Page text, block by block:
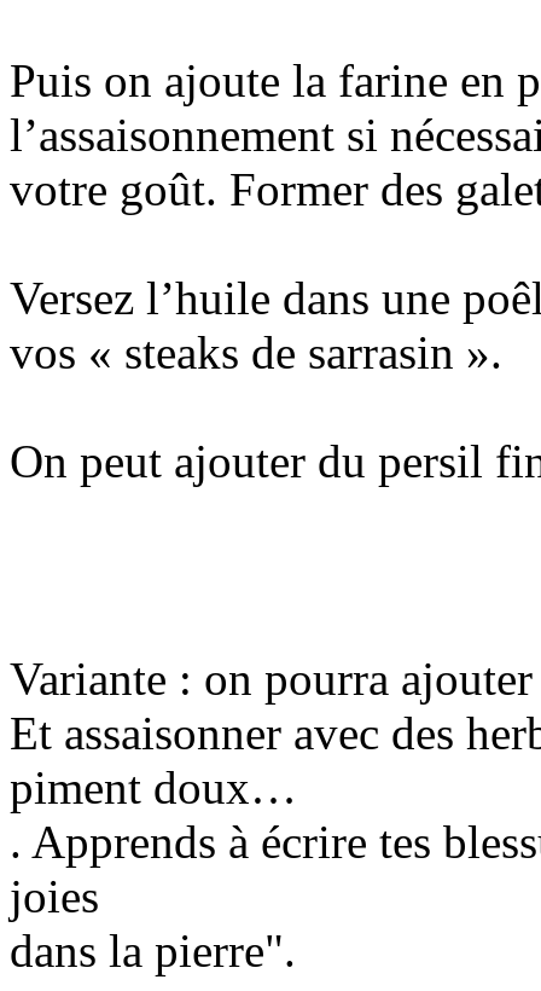
Puis on ajoute la farine en
l’assaisonnement si
votre goût. Former des
Versez l’huile dans une
vos « steaks de sarrasin ».
On peut ajouter du persil
Variante : on pourra
Et assaisonner avec des
piment doux…
. Apprends à écrire tes
joies
dans la pierre".